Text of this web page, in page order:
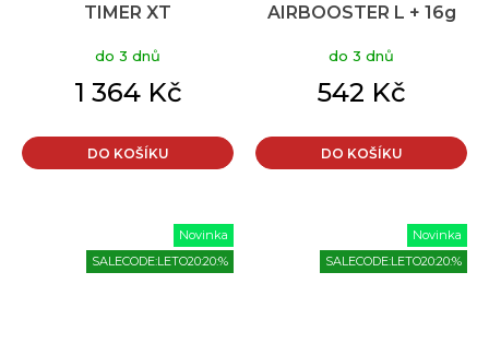
TIMER XT
do 3 dnů
1 364 Kč
DO KOŠÍKU
AIRBOOSTER L + 16g
do 3 dnů
542 Kč
DO KOŠÍKU
Novinka
SALECODE:LETO20:20:%
Novinka
SALECODE:LETO20:20:%